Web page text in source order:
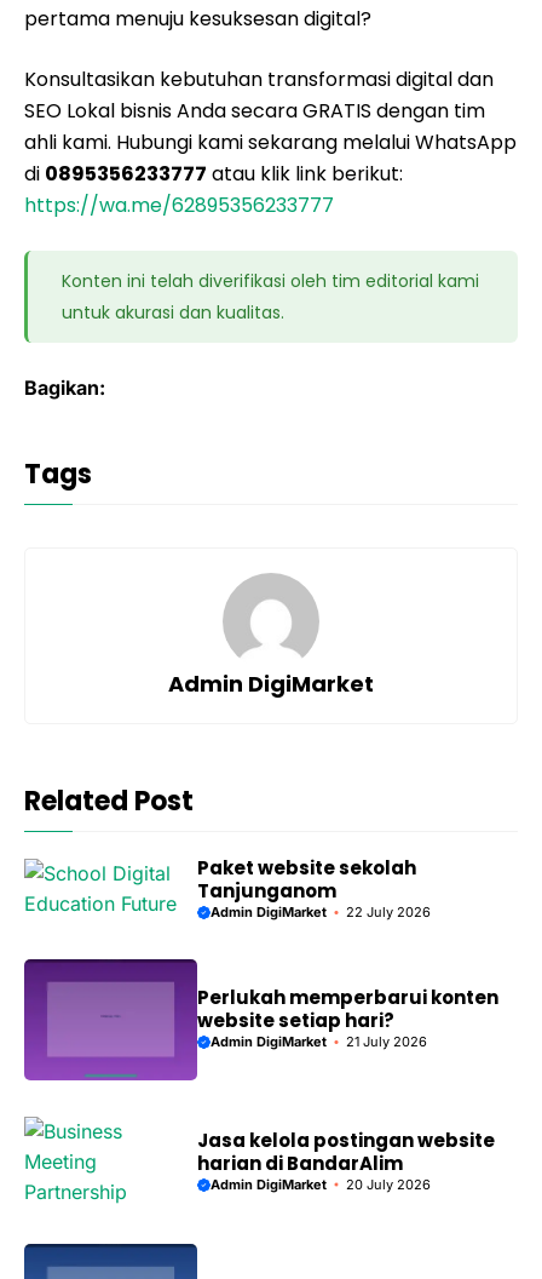
pertama menuju kesuksesan digital?
Konsultasikan kebutuhan transformasi digital dan
SEO Lokal bisnis Anda secara GRATIS dengan tim
ahli kami. Hubungi kami sekarang melalui WhatsApp
di 0895356233777 atau klik link berikut:
https://wa.me/62895356233777
Konten ini telah diverifikasi oleh tim editorial kami
untuk akurasi dan kualitas.
Bagikan:
Tags
Admin DigiMarket
Related Post
Paket website sekolah
Tanjunganom
Admin DigiMarket 22 July 2026
Perlukah memperbarui konten
website setiap hari?
Admin DigiMarket 21 July 2026
Jasa kelola postingan website
harian di BandarAlim
Admin DigiMarket 20 July 2026